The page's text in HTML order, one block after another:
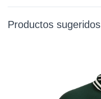
Productos sugeridos